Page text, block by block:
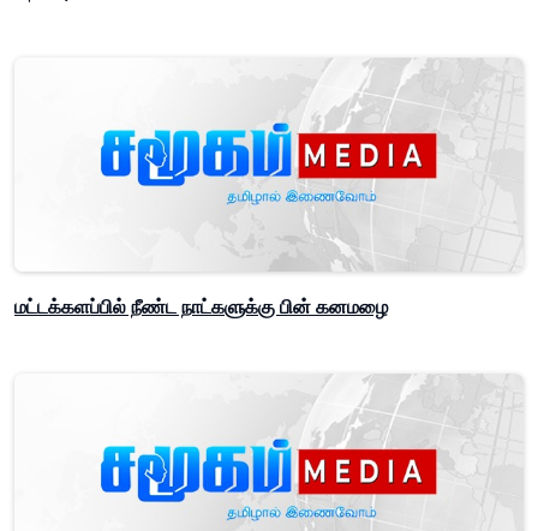
மட்டக்களப்பில் நீண்ட நாட்களுக்கு பின் கனமழை